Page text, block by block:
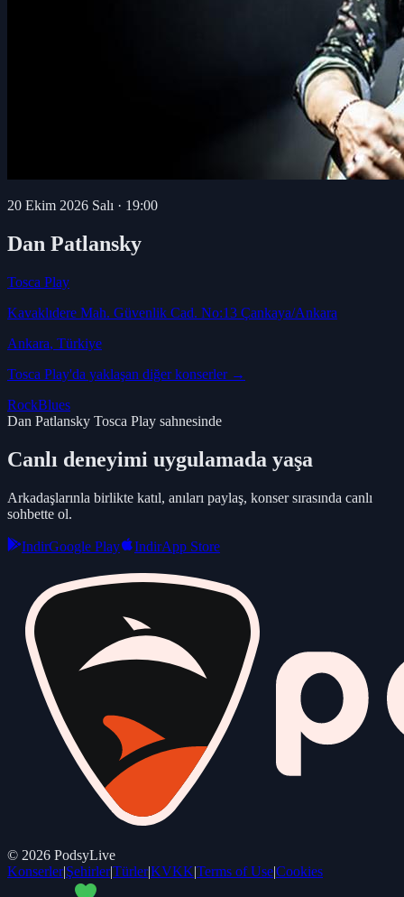
20 Ekim 2026 Salı · 19:00
Dan Patlansky
Tosca Play
Kavaklıdere Mah. Güvenlik Cad. No:13 Çankaya/Ankara
Ankara, Türkiye
Tosca Play'da yaklaşan diğer konserler →
RockBlues
Dan Patlansky Tosca Play sahnesinde
Canlı deneyimi uygulamada yaşa
Arkadaşlarınla birlikte katıl, anıları paylaş, konser sırasında canlı
sohbette ol.
IndirGoogle Play IndirApp Store
© 2026 PodsyLive
Konserler|Şehirler|Türler|KVKK|Terms of Use|Cookies